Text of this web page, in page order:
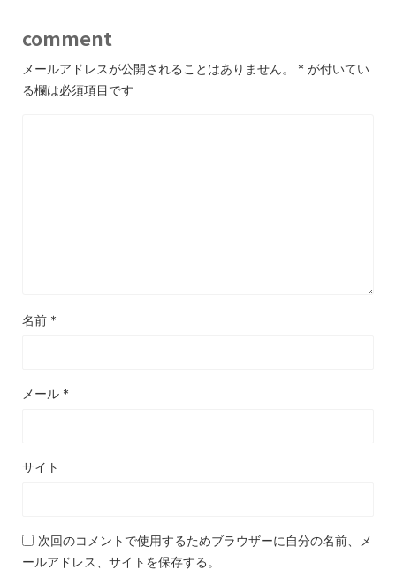
comment
メールアドレスが公開されることはありません。 * が付いてい
る欄は必須項目です
名前 *
メール *
サイト
次回のコメントで使用するためブラウザーに自分の名前、メ
ールアドレス、サイトを保存する。